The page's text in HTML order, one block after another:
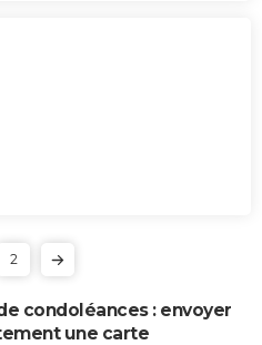
2
condoléances : envoyer
une carte